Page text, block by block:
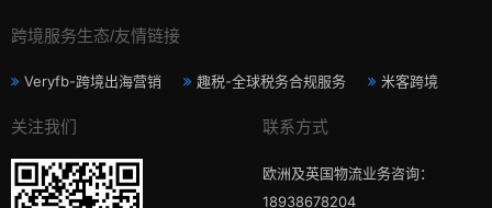
跨境服务生态/友情链接
Veryfb-跨境出海营销 趣税-全球税务合规服务 米客跨境
关注我们 联系方式
欧洲及英国物流业务咨询：
18938678204